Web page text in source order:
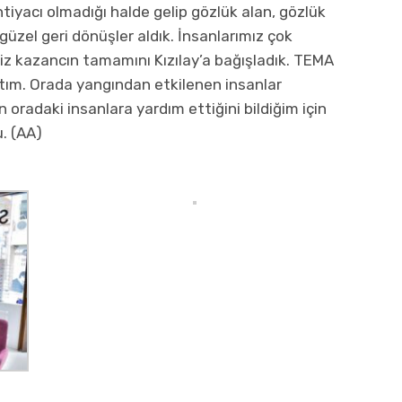
olmadığı halde gelip gözlük alan, gözlük
geri dönüşler aldık. İnsanlarımız çok
tamamını Kızılay’a bağışladık. TEMA
Orada yangından etkilenen insanlar
oradaki insanlara yardım ettiğini bildiğim için
(AA)